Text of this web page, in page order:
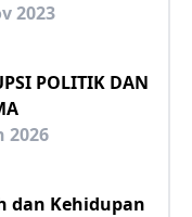
2023
POLITIK DAN
2026
dan Kehidupan